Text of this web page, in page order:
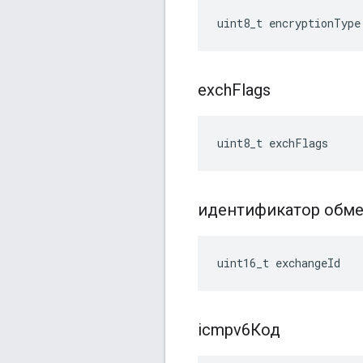
uint8_t encryptionType
exchFlags
uint8_t exchFlags
идентификатор
uint16_t exchangeId
icmpv6Код